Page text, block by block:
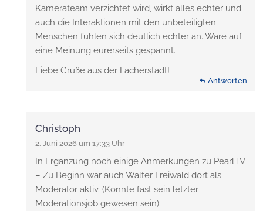
Kamerateam verzichtet wird, wirkt alles echter und
auch die Interaktionen mit den unbeteiligten
Menschen fühlen sich deutlich echter an. Wäre auf
eine Meinung eurerseits gespannt.
Liebe Grüße aus der Fächerstadt!
Antworten
Christoph
2. Juni 2026 um 17:33 Uhr
In Ergänzung noch einige Anmerkungen zu PearlTV
– Zu Beginn war auch Walter Freiwald dort als
Moderator aktiv. (Könnte fast sein letzter
Moderationsjob gewesen sein)